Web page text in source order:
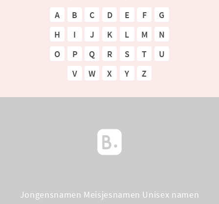
A B C D E F
G
H
I J K L M
N
O
P Q R S T
U
V
W X Y Z
Jongensnamen Meisjesnamen Unisex namen